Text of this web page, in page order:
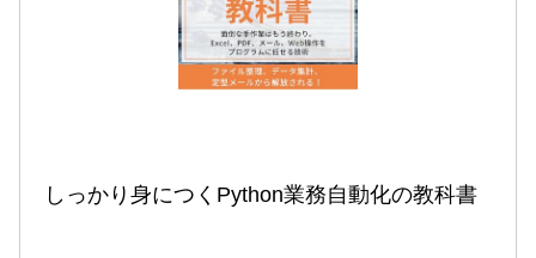
しっかり身につくPython業務自動化の教科書